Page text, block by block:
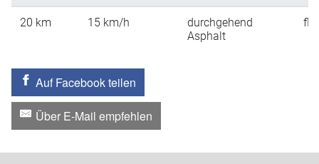
20 km 15 km/h
durchgehend
Asphalt
Auf Facebook teilen
Über E-Mail empfehlen